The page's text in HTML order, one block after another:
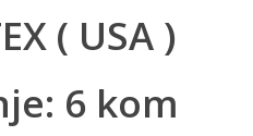
( USA )
6 kom